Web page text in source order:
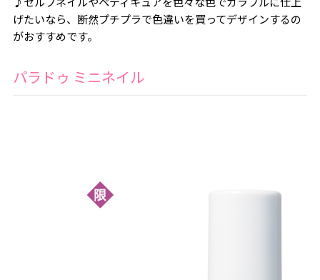
げたいなら、断然プチプラで色違いを買ってデザインするの
がおすすめです。
パラドゥ ミニネイル